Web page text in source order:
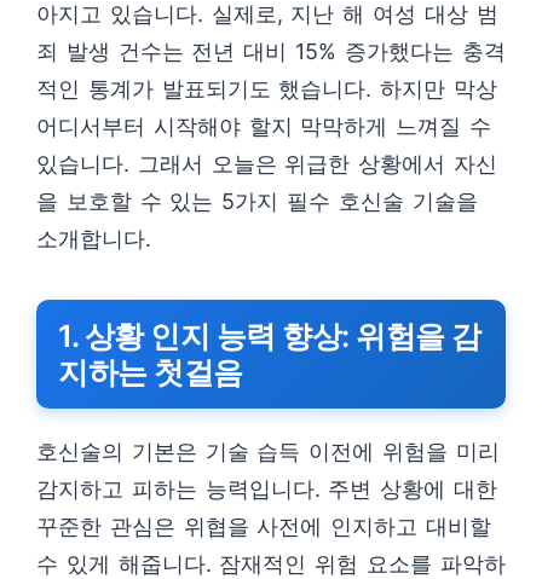
아지고 있습니다. 실제로, 지난 해 여성 대상 범
죄 발생 건수는 전년 대비 15% 증가했다는 충격
적인 통계가 발표되기도 했습니다. 하지만 막상
어디서부터 시작해야 할지 막막하게 느껴질 수
있습니다. 그래서 오늘은 위급한 상황에서 자신
을 보호할 수 있는 5가지 필수 호신술 기술을
소개합니다.
1. 상황 인지 능력 향상: 위험을 감
지하는 첫걸음
호신술의 기본은 기술 습득 이전에 위험을 미리
감지하고 피하는 능력입니다. 주변 상황에 대한
꾸준한 관심은 위협을 사전에 인지하고 대비할
수 있게 해줍니다. 잠재적인 위험 요소를 파악하